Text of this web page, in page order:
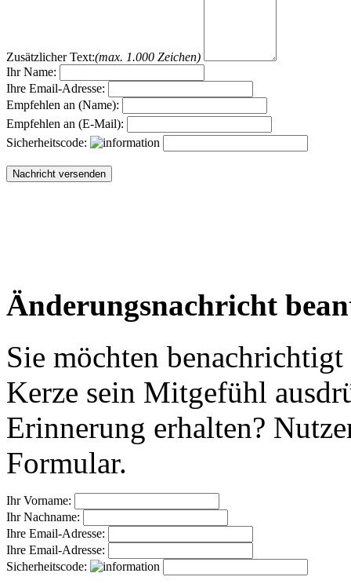
Zusätzlicher Text:(max. 1.000 Zeichen)
Ihr Name:
Ihre Email-Adresse:
Empfehlen an (Name):
Empfehlen an (E-Mail):
Sicherheitscode:
Änderungsnachricht
Sie möchten
Kerze sein Mitgefühl
Erinnerung erhalten?
Formular.
Ihr Vorname:
Ihr Nachname:
Ihre Email-Adresse:
Ihre Email-Adresse:
Sicherheitscode: